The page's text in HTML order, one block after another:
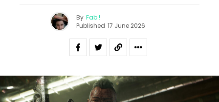
By Fab !
Published 17 June 2026